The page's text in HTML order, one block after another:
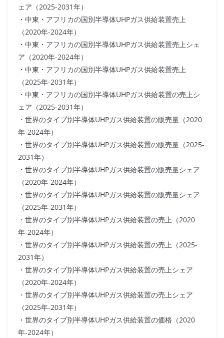
ェア（2025-2031年）
・中東・アフリカの国別半導体UHPガス供給装置売上
（2020年-2024年）
・中東・アフリカの国別半導体UHPガス供給装置売上シェ
ア（2020年-2024年）
・中東・アフリカの国別半導体UHPガス供給装置売上
（2025年-2031年）
・中東・アフリカの国別半導体UHPガス供給装置の売上シ
ェア（2025-2031年）
・世界のタイプ別半導体UHPガス供給装置の販売量（2020
年-2024年）
・世界のタイプ別半導体UHPガス供給装置の販売量（2025-
2031年）
・世界のタイプ別半導体UHPガス供給装置の販売量シェア
（2020年-2024年）
・世界のタイプ別半導体UHPガス供給装置の販売量シェア
（2025年-2031年）
・世界のタイプ別半導体UHPガス供給装置の売上（2020
年-2024年）
・世界のタイプ別半導体UHPガス供給装置の売上（2025-
2031年）
・世界のタイプ別半導体UHPガス供給装置の売上シェア
（2020年-2024年）
・世界のタイプ別半導体UHPガス供給装置の売上シェア
（2025年-2031年）
・世界のタイプ別半導体UHPガス供給装置の価格（2020
年-2024年）